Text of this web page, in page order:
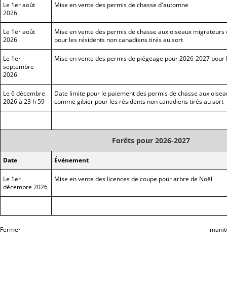
Le 1er août
2026
Mise en vente des permis de chasse d'automne
Le 1er août
2026
Mise en vente des permis de chasse aux oiseaux
pour les résidents non canadiens tirés au sort
Le 1er
septembre
2026
Mise en vente des permis de piégeage pour 2026-2027 pour
Le 6 décembre
2026 à 23 h 59
Date limite pour le paiement des permis de chasse aux
comme gibier pour les résidents non canadiens tirés au sort
Forêts pour 2026-2027
Date Événement
Le 1er
décembre 2026
Mise en vente des licences de coupe pour arbre de Noël
Fermer